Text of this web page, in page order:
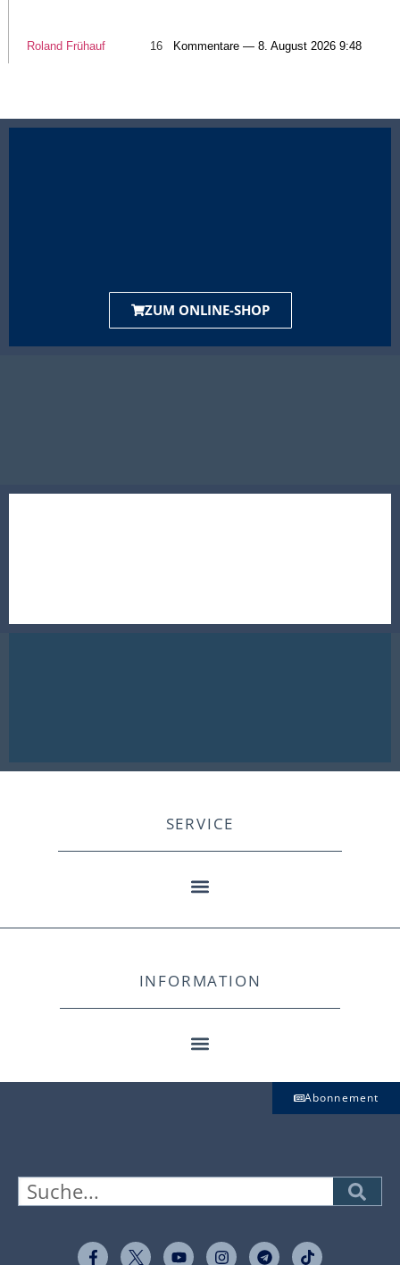
Roland Frühauf 16 Kommentare — 8. August 2026 9:48
ZUM ONLINE-SHOP
SERVICE
INFORMATION
Abonnement